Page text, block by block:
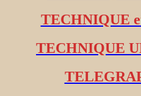
TECHNIQUE
TECHNIQUE